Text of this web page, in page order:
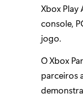
Xbox Play
console,
jogo.
O Xbox
parceiros